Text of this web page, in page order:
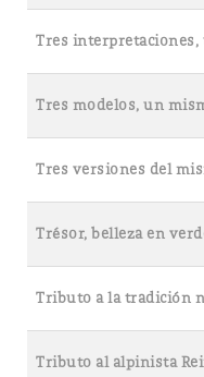
Tres
Tres modelos, un
Tres versiones del
Trésor, belleza en
Tributo a la tradición
Tributo al alpinista